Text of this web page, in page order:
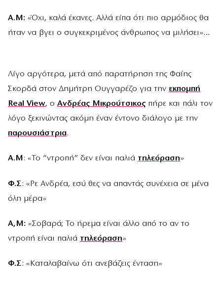
Α.Μ: «Όχι, καλά έκανες. Αλλά είπα ότι πιο αρμόδιος θα
ήταν να βγει ο συγκεκριμένος άνθρωπος να μιλήσει»…
Λίγο αργότερα, μετά από παρατήρηση της Φαίης
Σκορδά στον Δημήτρη Ουγγαρέζο για την εκπομπή
Real View, ο Ανδρέας Μικρούτσικοςπήρε και πάλι τον
λόγο ξεκινώντας ακόμη έναν έντονο διάλογο με την
παρουσιάστρια.
Α.Μ : «Το “ντροπή” δεν είναι παλιά τηλεόραση»
Φ.Σ: «Ρε Ανδρέα, εσύ θες να απαντάς συνέχεια σε μένα
όλη μέρα»
Α,Μ: «Σοβαρά; Το ήρεμα είναι άλλο από το αν το
ντροπή είναι παλιά τηλεόραση»
Φ.Σ: «Καταλαβαίνω ότι ανεβάζεις ένταση»